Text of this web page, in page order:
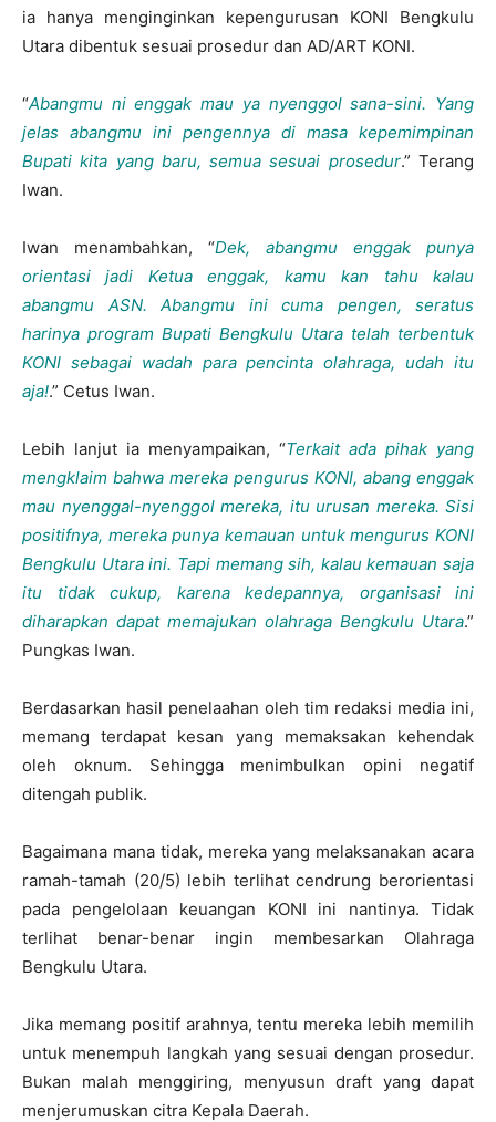
ia hanya menginginkan kepengurusan KONI Bengkulu
Utara dibentuk sesuai prosedur dan AD/ART KONI.
“Abangmu ni enggak mau ya nyenggol sana-sini. Yang
jelas abangmu ini pengennya di masa kepemimpinan
Bupati kita yang baru, semua sesuai prosedur.” Terang
Iwan.
Iwan menambahkan, “Dek, abangmu enggak punya
orientasi jadi Ketua enggak, kamu kan tahu kalau
abangmu ASN. Abangmu ini cuma pengen, seratus
harinya program Bupati Bengkulu Utara telah terbentuk
KONI sebagai wadah para pencinta olahraga, udah itu
aja!.” Cetus Iwan.
Lebih lanjut ia menyampaikan, “Terkait ada pihak yang
mengklaim bahwa mereka pengurus KONI, abang enggak
mau nyenggal-nyenggol mereka, itu urusan mereka. Sisi
positifnya, mereka punya kemauan untuk mengurus KONI
Bengkulu Utara ini. Tapi memang sih, kalau kemauan saja
itu tidak cukup, karena kedepannya, organisasi ini
diharapkan dapat memajukan olahraga Bengkulu Utara.”
Pungkas Iwan.
Berdasarkan hasil penelaahan oleh tim redaksi media ini,
memang terdapat kesan yang memaksakan kehendak
oleh oknum. Sehingga menimbulkan opini negatif
ditengah publik.
Bagaimana mana tidak, mereka yang melaksanakan acara
ramah-tamah (20/5) lebih terlihat cendrung berorientasi
pada pengelolaan keuangan KONI ini nantinya. Tidak
terlihat benar-benar ingin membesarkan Olahraga
Bengkulu Utara.
Jika memang positif arahnya, tentu mereka lebih memilih
untuk menempuh langkah yang sesuai dengan prosedur.
Bukan malah menggiring, menyusun draft yang dapat
menjerumuskan citra Kepala Daerah.